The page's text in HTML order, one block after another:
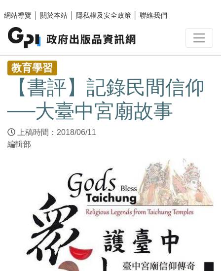
網站導覽
關於本站 隱私權及安全政策 聯絡我們
:::
教育學習
【書評】記錄民間信仰
──大臺中宮廟故事
上稿時間：2018/06/11
編輯部